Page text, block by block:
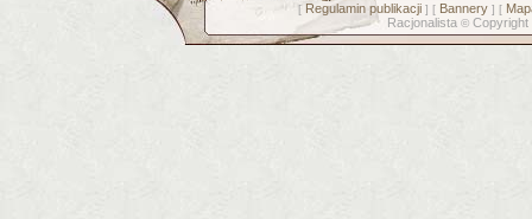
[ Regulamin publikacji] [ Bannery] [
Racjonalista © Copyright